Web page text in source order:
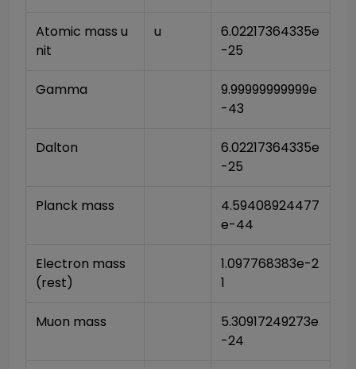
Atomic mass u
nit
u
6.02217364335e
-25
Gamma
9.99999999999e
-43
Dalton
6.02217364335e
-25
Planck mass
4.59408924477
e-44
Electron mass
(rest)
1.097768383e-2
1
Muon mass
5.30917249273e
-24